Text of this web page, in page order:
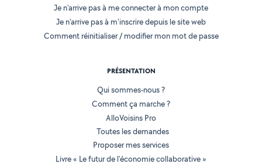
Je n'arrive pas à me connecter à mon compte
Je n'arrive pas à m'inscrire depuis le site web
Comment réinitialiser / modifier mon mot de passe
PRÉSENTATION
Qui sommes-nous ?
Comment ça marche ?
AlloVoisins Pro
Toutes les demandes
Proposer mes services
Livre « Le futur de l'économie collaborative »